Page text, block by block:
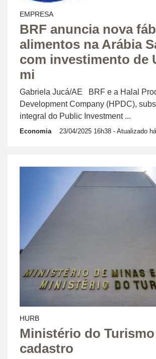
EMPRESA
BRF anuncia nova
alimentos na Arábia
com investimento de
mi
Gabriela Jucá/AE BRF e a Halal
Development Company (HPDC),
integral do Public Investment ...
Economia 23/04/2025 16h38 - Atualizado
HURB
Ministério do
cadastro